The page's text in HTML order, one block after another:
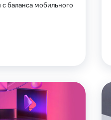
баланса мобильного